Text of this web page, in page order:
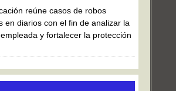
reúne casos de robos
en diarios con el fin de analizar la
y fortalecer la protección